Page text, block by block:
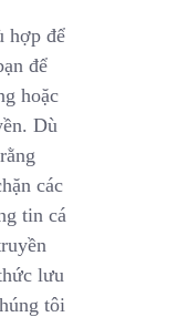
hợp để
để
hoặc
Dù
các
tin cá
lưu
tôi